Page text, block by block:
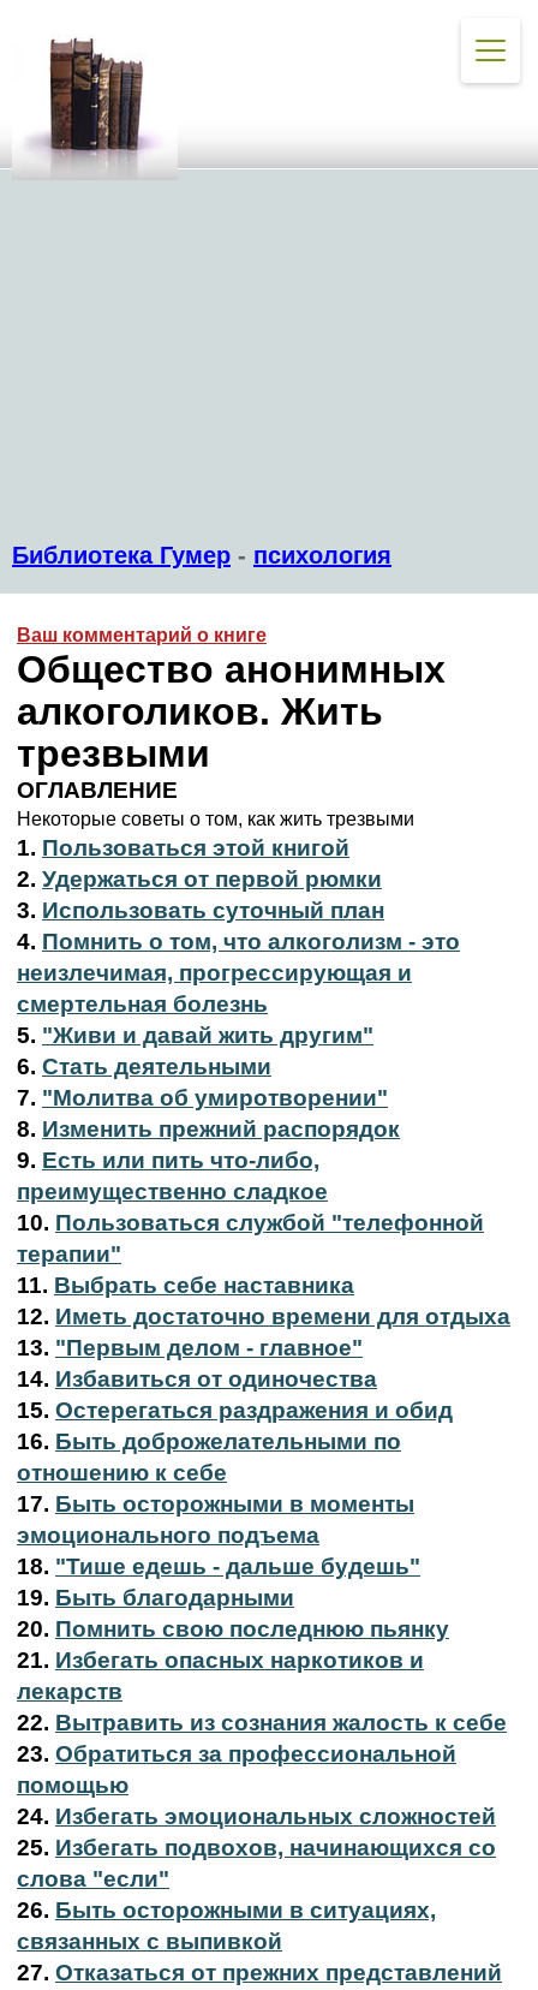
Библиотека Гумер - психология
Ваш комментарий о книге
Общество анонимных
алкоголиков. Жить
трезвыми
ОГЛАВЛЕНИЕ
Некоторые советы о том, как жить трезвыми
1. Пользоваться этой книгой
2. Удержаться от первой рюмки
3. Использовать суточный план
4. Помнить о том, что алкоголизм - это
неизлечимая, прогрессирующая и
смертельная болезнь
5. "Живи и давай жить другим"
6. Стать деятельными
7. "Молитва об умиротворении"
8. Изменить прежний распорядок
9. Есть или пить что-либо,
преимущественно сладкое
10. Пользоваться службой "телефонной
терапии"
11. Выбрать себе наставника
12. Иметь достаточно времени для отдыха
13. "Первым делом - главное"
14. Избавиться от одиночества
15. Остерегаться раздражения и обид
16. Быть доброжелательными по
отношению к себе
17. Быть осторожными в моменты
эмоционального подъема
18. "Тише едешь - дальше будешь"
19. Быть благодарными
20. Помнить свою последнюю пьянку
21. Избегать опасных наркотиков и
лекарств
22. Вытравить из сознания жалость к себе
23. Обратиться за профессиональной
помощью
24. Избегать эмоциональных сложностей
25. Избегать подвохов, начинающихся со
слова "если"
26. Быть осторожными в ситуациях,
связанных с выпивкой
27. Отказаться от прежних представлений